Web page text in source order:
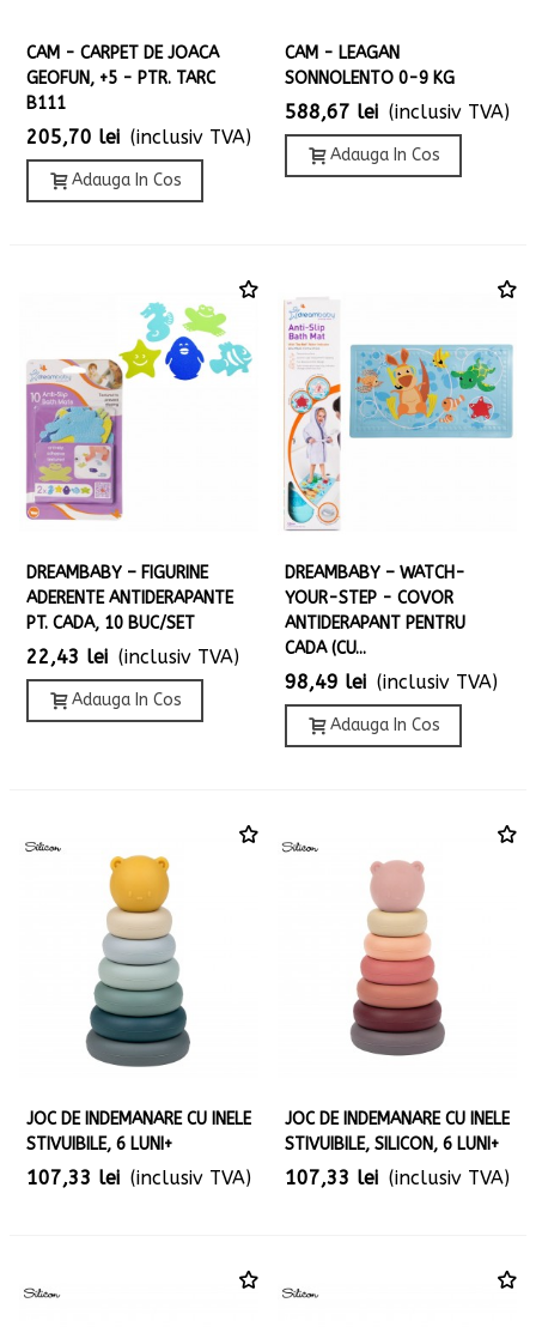
CAM - CARPET DE JOACA
GEOFUN, +5 - PTR. TARC
B111
205,70 lei (inclusiv TVA)
Adauga In Cos
CAM - LEAGAN
SONNOLENTO 0-9 KG
588,67 lei (inclusiv TVA)
Adauga In Cos
DREAMBABY – FIGURINE
ADERENTE ANTIDERAPANTE
PT. CADA, 10 BUC/SET
22,43 lei (inclusiv TVA)
Adauga In Cos
DREAMBABY – WATCH-
YOUR-STEP - COVOR
ANTIDERAPANT PENTRU
CADA (CU...
98,49 lei (inclusiv TVA)
Adauga In Cos
JOC DE INDEMANARE CU INELE
STIVUIBILE, 6 LUNI+
107,33 lei (inclusiv TVA)
JOC DE INDEMANARE CU INELE
STIVUIBILE, SILICON, 6 LUNI+
107,33 lei (inclusiv TVA)